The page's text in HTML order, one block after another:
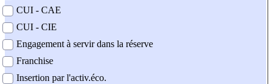
CUI - CAE
CUI - CIE
Engagement à servir dans la réserve
Franchise
Insertion par l'activ.éco.